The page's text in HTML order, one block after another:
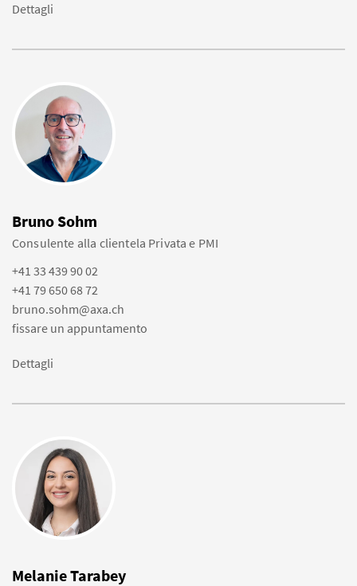
Dettagli
Bruno Sohm
Consulente alla clientela Privata e PMI
+41 33 439 90 02
+41 79 650 68 72
bruno.sohm@axa.ch
fissare un appuntamento
Dettagli
Melanie Tarabey